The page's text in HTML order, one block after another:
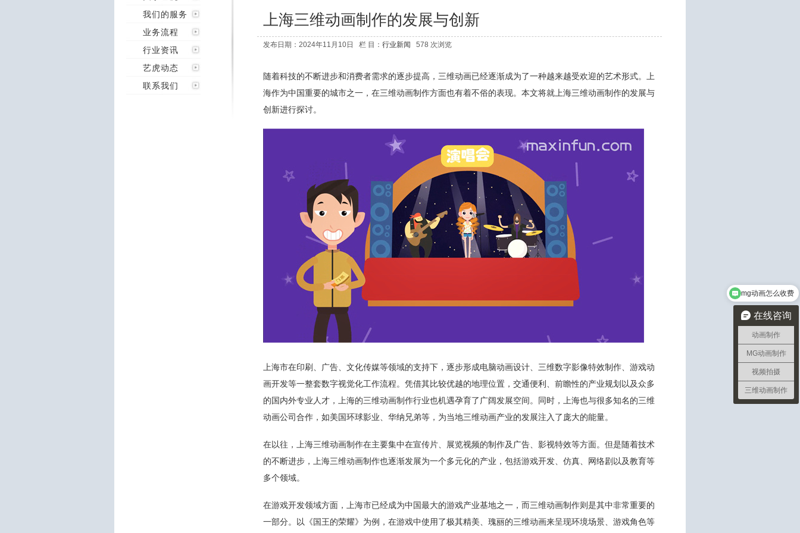
我们的服务
业务流程
行业资讯
艺虎动态
联系我们
上海三维动画制作的发展与创新
发布日期：2024年11月10日 栏 目： 行业新闻 578 次浏览
随着科技的不断进步和消费者需求的逐步提高，三维动画已经逐渐成为了一种越来越受欢迎的艺术形式。上
海作为中国重要的城市之一，在三维动画制作方面也有着不俗的表现。本文将就上海三维动画制作的发展与
创新进行探讨。
上海市在印刷、广告、文化传媒等领域的支持下，逐步形成电脑动画设计、三维数字影像特效制作、游戏动
画开发等一整套数字视觉化工作流程。凭借其比较优越的地理位置，交通便利、前瞻性的产业规划以及众多
的国内外专业人才，上海的三维动画制作行业也机遇孕育了广阔发展空间。同时，上海也与很多知名的三维
动画公司合作，如美国环球影业、华纳兄弟等，为当地三维动画产业的发展注入了庞大的能量。
在以往，上海三维动画制作在主要集中在宣传片、展览视频的制作及广告、影视特效等方面。但是随着技术
的不断进步，上海三维动画制作也逐渐发展为一个多元化的产业，包括游戏开发、仿真、网络剧以及教育等
多个领域。
在游戏开发领域方面，上海市已经成为中国最大的游戏产业基地之一，而三维动画制作则是其中非常重要的
一部分。以《国王的荣耀》为例，在游戏中使用了极其精美、瑰丽的三维动画来呈现环境场景、游戏角色等
在线咨询
动画制作
MG动画制作
视频拍摄
三维动画制作
mg动画怎么收费